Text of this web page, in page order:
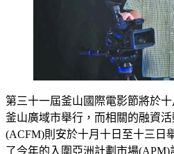
第三十一屆釜山國際電影節將於
釜山廣域市舉行，而相關的融資活
(ACFM)則安於十月十日至十三日
了今年的入圍亞洲計劃市場